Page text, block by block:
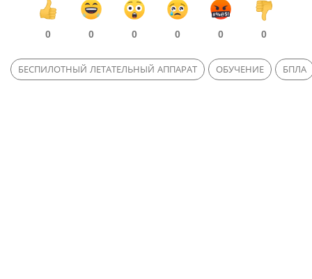
0 0 0 0 0 0
БЕСПИЛОТНЫЙ ЛЕТАТЕЛЬНЫЙ АППАРАТ ОБУЧЕНИЕ БПЛА